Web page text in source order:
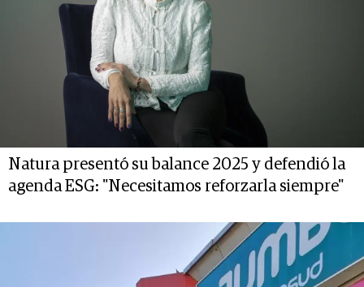
Natura presentó su balance 2025 y defendió la
agenda ESG: "Necesitamos reforzarla siempre"